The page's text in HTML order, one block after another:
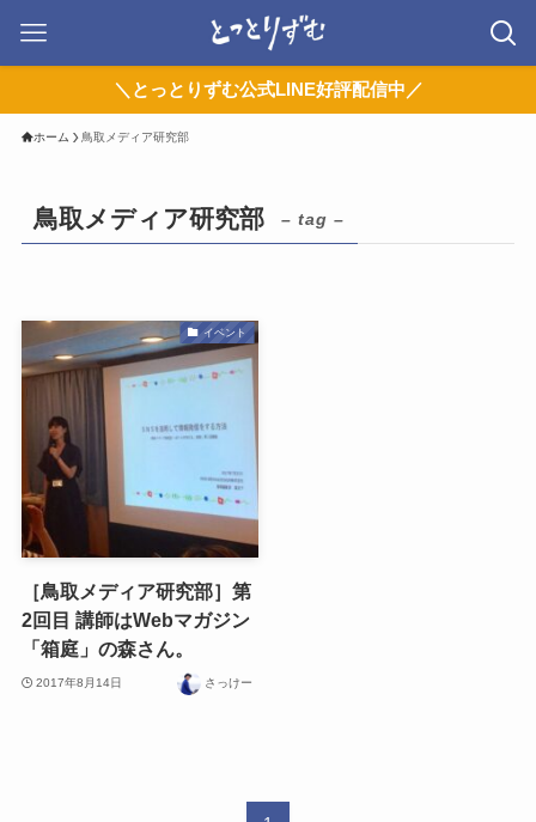
＼とっとりずむ公式LINE好評配信中／
ホーム 鳥取メディア研究部
鳥取メディア研究部 – tag –
イベント
［鳥取メディア研究部］第
2回目 講師はWebマガジン
「箱庭」の森さん。
2017年8月14日 さっけー